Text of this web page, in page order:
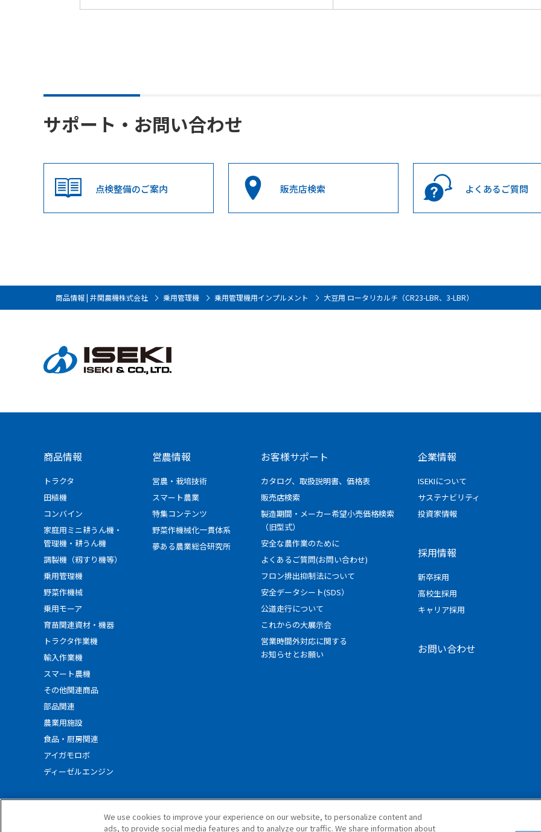
サポート・お問い合わせ
点検整備のご案内 販売店検索 よくあるご質問
商品情報 | 井関農機株式会社 乗用管理機 乗用管理機用インプルメント 大豆用 ロータリカルチ（CR23-LBR、3-LBR）
商品情報
トラクタ
田植機
コンバイン
家庭用ミニ耕うん機・
管理機・耕うん機
調製機（籾すり機等）
乗用管理機
野菜作機械
乗用モーア
育苗関連資材・機器
トラクタ作業機
輸入作業機
スマート農機
その他関連商品
部品関連
農業用施設
食品・厨房関連
アイガモロボ
ディーゼルエンジン
営農情報
営農・栽培技術
スマート農業
特集コンテンツ
野菜作機械化一貫体系
夢ある農業総合研究所
お客様サポート
カタログ、取扱説明書、価格表
販売店検索
製造期間・メーカー希望小売価格検索
（旧型式）
安全な農作業のために
よくあるご質問(お問い合わせ)
フロン排出抑制法について
安全データシート(SDS）
公道走行について
これからの大展示会
営業時間外対応に関する
お知らせとお願い
企業情報
ISEKIについて
サステナビリティ
投資家情報
採用情報
新卒採用
高校生採用
キャリア採用
お問い合わせ
We use cookies to improve your experience on our website, to personalize content and
ads, to provide social media features and to analyze our traffic. We share information about